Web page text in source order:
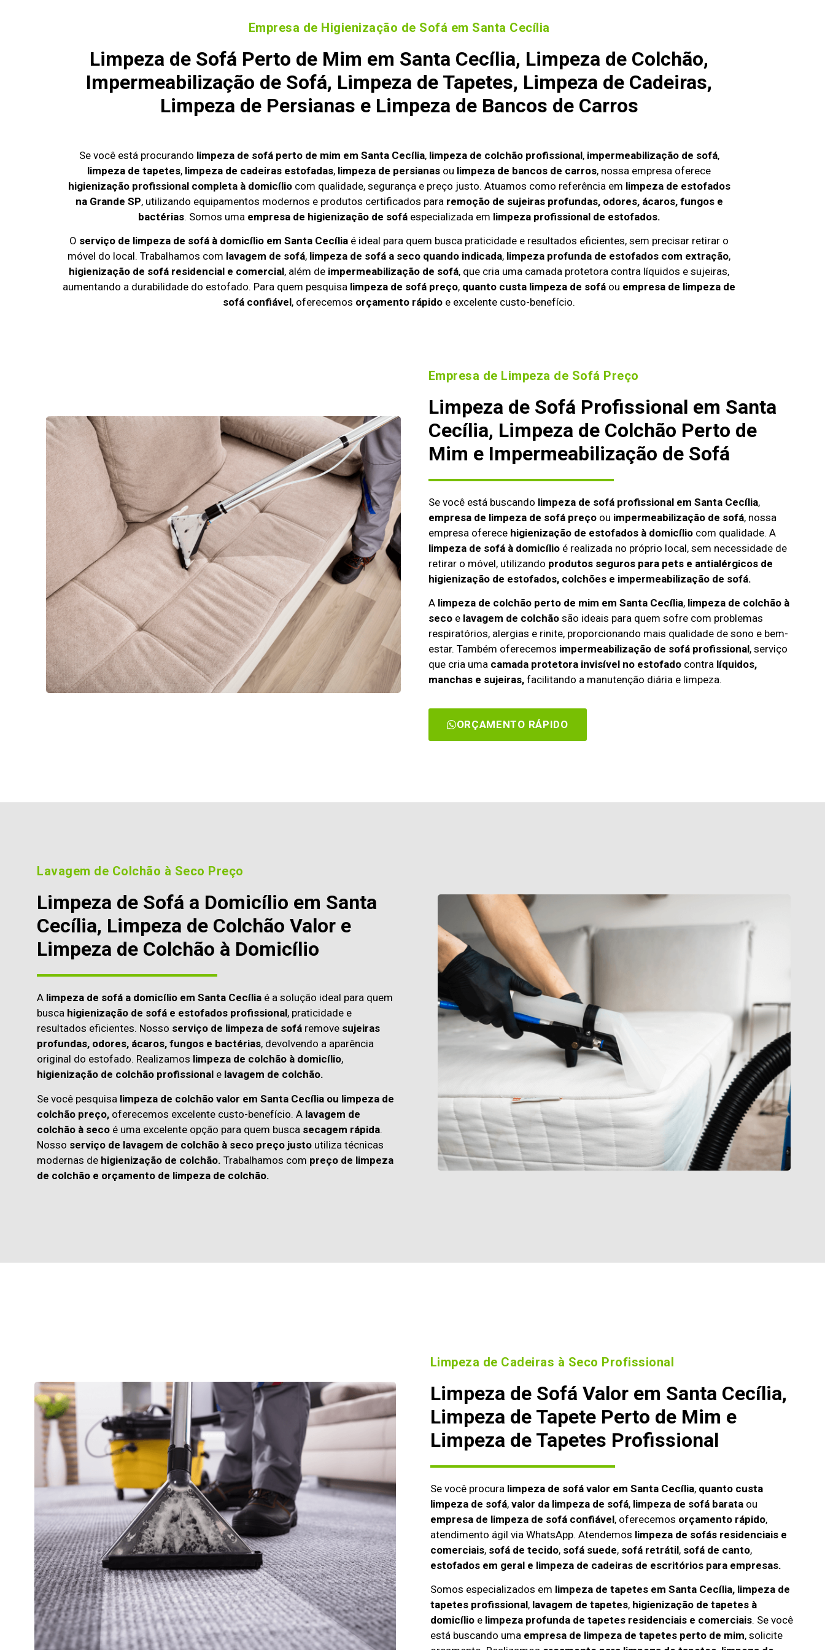
Empresa de Higienização de Sofá em Santa Cecília
Limpeza de Sofá Perto de Mim em Santa Cecília, Limpeza de Colchão,
Impermeabilização de Sofá, Limpeza de Tapetes, Limpeza de Cadeiras,
Limpeza de Persianas e Limpeza de Bancos de Carros
Se você está procurando limpeza de sofá perto de mim em Santa Cecília, limpeza de colchão profissional, impermeabilização de sofá,
limpeza de tapetes, limpeza de cadeiras estofadas, limpeza de persianas ou limpeza de bancos de carros, nossa empresa oferece
higienização profissional completa à domicíliocom qualidade, segurança e preço justo. Atuamos como referência em limpeza de estofados
na Grande SP, utilizando equipamentos modernos e produtos certificados para remoção de sujeiras profundas, odores, ácaros, fungos e
bactérias. Somos uma empresa de higienização de sofáespecializada em limpeza profissional de estofados.
O serviço de limpeza de sofá à domicílio em Santa Cecília é ideal para quem busca praticidade e resultados eficientes, sem precisar retirar o
móvel do local. Trabalhamos com lavagem de sofá, limpeza de sofá a seco quando indicada, limpeza profunda de estofados com extração,
higienização de sofá residencial e comercial, além de impermeabilização de sofá, que cria uma camada protetora contra líquidos e sujeiras,
aumentando a durabilidade do estofado. Para quem pesquisa limpeza de sofá preço, quanto custa limpeza de sofá ou empresa de limpeza de
sofá confiável, oferecemos orçamento rápido e excelente custo-benefício.
Empresa de Limpeza de Sofá Preço
Limpeza de Sofá Profissional em Santa
Cecília, Limpeza de Colchão Perto de
Mim e Impermeabilização de Sofá
Se você está buscando limpeza de sofá profissional em Santa Cecília,
empresa de limpeza de sofá preçoou impermeabilização de sofá, nossa
empresa oferece higienização de estofados à domicíliocom qualidade. A
limpeza de sofá à domicílioé realizada no próprio local, sem necessidade de
retirar o móvel, utilizando produtos seguros para pets e antialérgicos de
higienização de estofados, colchões e impermeabilização de sofá.
A limpeza de colchão perto de mim em Santa Cecília, limpeza de colchão à
secoe lavagem de colchãosão ideais para quem sofre com problemas
respiratórios, alergias e rinite, proporcionando mais qualidade de sono e bem-
estar. Também oferecemos impermeabilização de sofá profissional, serviço
que cria uma camada protetora invisível no estofadocontra líquidos,
manchas e sujeiras,facilitando a manutenção diária e limpeza.
ORÇAMENTO RÁPIDO
Lavagem de Colchão à Seco Preço
Limpeza de Sofá a Domicílio em Santa
Cecília, Limpeza de Colchão Valor e
Limpeza de Colchão à Domicílio
A limpeza de sofá a domicílio em Santa Cecília é a solução ideal para quem
busca higienização de sofá e estofados profissional, praticidade e
resultados eficientes. Nosso serviço de limpeza de sofá remove sujeiras
profundas, odores, ácaros, fungos e bactérias, devolvendo a aparência
original do estofado. Realizamos limpeza de colchão à domicílio,
higienização de colchão profissional e lavagem de colchão.
Se você pesquisa limpeza de colchão valor em Santa Cecília ou limpeza de
colchão preço, oferecemos excelente custo-benefício. A lavagem de
colchão à seco é uma excelente opção para quem busca secagem rápida.
Nosso serviço de lavagem de colchão à seco preço justo utiliza técnicas
modernas de higienização de colchão. Trabalhamos com preço de limpeza
de colchão e orçamento de limpeza de colchão.
Limpeza de Cadeiras à Seco Profissional
Limpeza de Sofá Valor em Santa Cecília,
Limpeza de Tapete Perto de Mim e
Limpeza de Tapetes Profissional
Se você procura limpeza de sofá valor em Santa Cecília, quanto custa
limpeza de sofá, valor da limpeza de sofá, limpeza de sofá barataou
empresa de limpeza de sofá confiável, oferecemos orçamento rápido,
atendimento ágil via WhatsApp. Atendemos limpeza de sofás residenciais e
comerciais, sofá de tecido, sofá suede, sofá retrátil, sofá de canto,
estofados em geral e limpeza de cadeiras de escritórios para empresas.
Somos especializados em limpeza de tapetes em Santa Cecília, limpeza de
tapetes profissional, lavagem de tapetes, higienização de tapetes à
domicílioe limpeza profunda de tapetes residenciais e comerciais. Se você
está buscando uma empresa de limpeza de tapetes perto de mim, solicite